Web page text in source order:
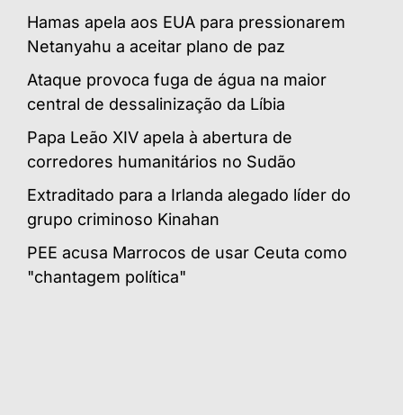
Hamas apela aos EUA para pressionarem
Netanyahu a aceitar plano de paz
Ataque provoca fuga de água na maior
central de dessalinização da Líbia
Papa Leão XIV apela à abertura de
corredores humanitários no Sudão
Extraditado para a Irlanda alegado líder do
grupo criminoso Kinahan
PEE acusa Marrocos de usar Ceuta como
"chantagem política"